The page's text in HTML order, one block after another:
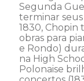
Segunda
terminar
1830, Chopin
obras para
e Rondo)
na High
Polonaise